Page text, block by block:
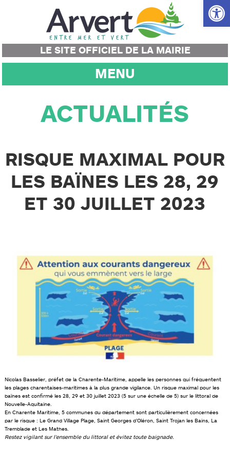
Ouvrir
LE SITE OFFICIEL DE LA MAIRIE
MENU
ACTUALITÉS
RISQUE MAXIMAL POUR
LES BAÏNES LES 28, 29
ET 30 JUILLET 2023
Nicolas Basselier, préfet de la Charente-Maritime, appelle les personnes qui fréquentent
les plages charentaises-maritimes à la plus grande vigilance. Un risque maximal pour les
baïnes est confirmé les 28, 29 et 30 juillet 2023 (5 sur une échelle de 5) sur le littoral de
Nouvelle-Aquitaine.
En Charente Maritime, 5 communes du département sont particulièrement concernées
par le risque : Le Grand Village Plage, Saint Georges d’Oléron, Saint Trojan les Bains, La
Tremblade et Les Mathes.
Restez vigilant sur l’ensemble du littoral et évitez toute baignade.